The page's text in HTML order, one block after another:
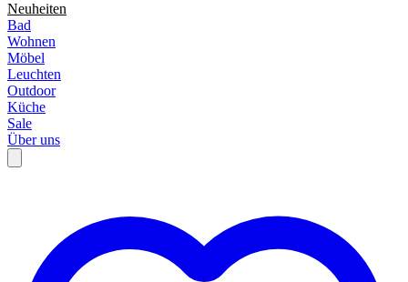
Neuheiten
Bad
Wohnen
Möbel
Leuchten
Outdoor
Küche
Sale
Über uns